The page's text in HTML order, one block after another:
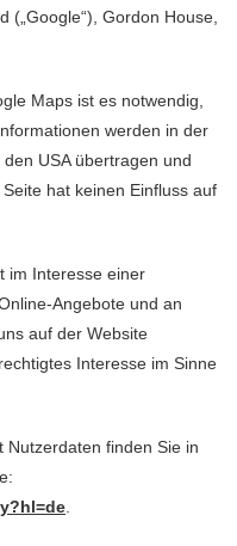
(„Google“), Gordon House,
Maps ist es notwendig,
werden in der
USA übertragen und
hat keinen Einfluss auf
im Interesse einer
Angebote und an
auf der Website
Interesse im Sinne
finden Sie in